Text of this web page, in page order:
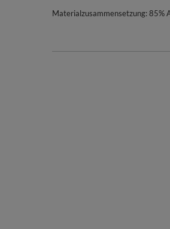
Materialzusammensetzung: 85%